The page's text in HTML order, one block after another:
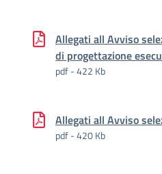
Allegati all Avviso
di progettazione
pdf - 422 Kb
Allegati all Avviso
pdf - 420 Kb